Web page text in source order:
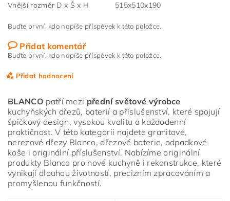
Vnější rozměr D x Š x H
515x510x190
Buďte první, kdo napíše příspěvek k této položce.
Přidat komentář
Buďte první, kdo napíše příspěvek k této položce.
Přidat hodnocení
BLANCO patří mezi přední světové výrobce
kuchyňských dřezů, baterií a příslušenství, které spojují
špičkový design, vysokou kvalitu a každodenní
praktičnost. V této kategorii najdete granitové,
nerezové dřezy Blanco, dřezové baterie, odpadkové
koše i originální příslušenství. Nabízíme originální
produkty Blanco pro nové kuchyně i rekonstrukce, které
vynikají dlouhou životností, precizním zpracováním a
promyšlenou funkčností.